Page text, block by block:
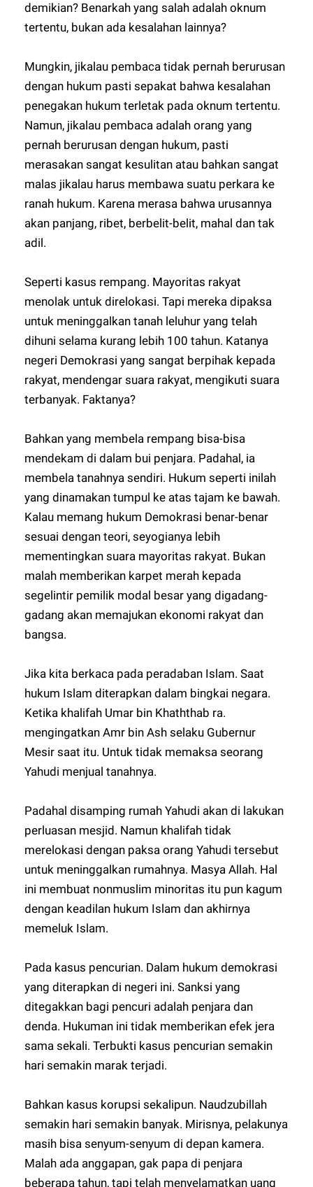
demikian? Benarkah yang salah adalah oknum
tertentu, bukan ada kesalahan lainnya?
Mungkin, jikalau pembaca tidak pernah berurusan
dengan hukum pasti sepakat bahwa kesalahan
penegakan hukum terletak pada oknum tertentu.
Namun, jikalau pembaca adalah orang yang
pernah berurusan dengan hukum, pasti
merasakan sangat kesulitan atau bahkan sangat
malas jikalau harus membawa suatu perkara ke
ranah hukum. Karena merasa bahwa urusannya
akan panjang, ribet, berbelit-belit, mahal dan tak
adil.
Seperti kasus rempang. Mayoritas rakyat
menolak untuk direlokasi. Tapi mereka dipaksa
untuk meninggalkan tanah leluhur yang telah
dihuni selama kurang lebih 100 tahun. Katanya
negeri Demokrasi yang sangat berpihak kepada
rakyat, mendengar suara rakyat, mengikuti suara
terbanyak. Faktanya?
Bahkan yang membela rempang bisa-bisa
mendekam di dalam bui penjara. Padahal, ia
membela tanahnya sendiri. Hukum seperti inilah
yang dinamakan tumpul ke atas tajam ke bawah.
Kalau memang hukum Demokrasi benar-benar
sesuai dengan teori, seyogianya lebih
mementingkan suara mayoritas rakyat. Bukan
malah memberikan karpet merah kepada
segelintir pemilik modal besar yang digadang-
gadang akan memajukan ekonomi rakyat dan
bangsa.
Jika kita berkaca pada peradaban Islam. Saat
hukum Islam diterapkan dalam bingkai negara.
Ketika khalifah Umar bin Khaththab ra.
mengingatkan Amr bin Ash selaku Gubernur
Mesir saat itu. Untuk tidak memaksa seorang
Yahudi menjual tanahnya.
Padahal disamping rumah Yahudi akan di lakukan
perluasan mesjid. Namun khalifah tidak
merelokasi dengan paksa orang Yahudi tersebut
untuk meninggalkan rumahnya. Masya Allah. Hal
ini membuat nonmuslim minoritas itu pun kagum
dengan keadilan hukum Islam dan akhirnya
memeluk Islam.
Pada kasus pencurian. Dalam hukum demokrasi
yang diterapkan di negeri ini. Sanksi yang
ditegakkan bagi pencuri adalah penjara dan
denda. Hukuman ini tidak memberikan efek jera
sama sekali. Terbukti kasus pencurian semakin
hari semakin marak terjadi.
Bahkan kasus korupsi sekalipun. Naudzubillah
semakin hari semakin banyak. Mirisnya, pelakunya
masih bisa senyum-senyum di depan kamera.
Malah ada anggapan, gak papa di penjara
beberapa tahun, tapi telah menyelamatkan uang